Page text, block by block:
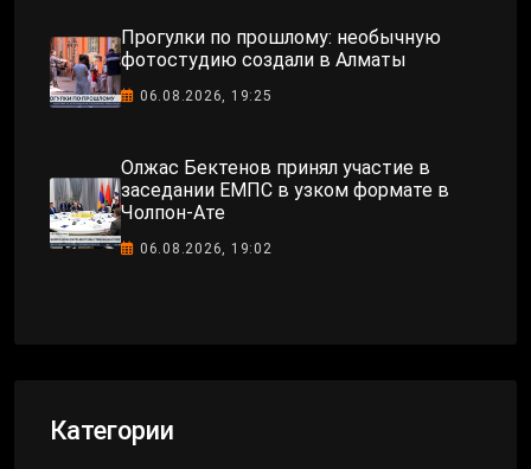
Прогулки по прошлому: необычную
фотостудию создали в Алматы
06.08.2026, 19:25
Олжас Бектенов принял участие в
заседании ЕМПС в узком формате в
Чолпон-Ате
06.08.2026, 19:02
Категории